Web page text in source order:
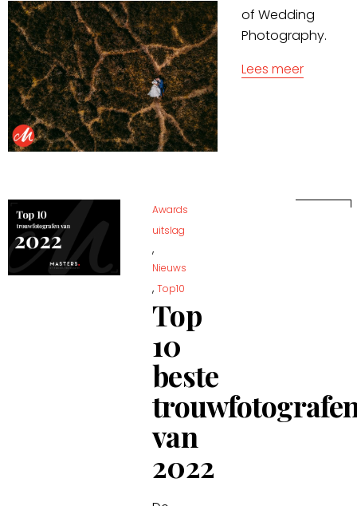
of Wedding
Photography.
Lees meer
Awards
uitslag
,
Nieuws
,Top10
Top
10
beste
van
2022